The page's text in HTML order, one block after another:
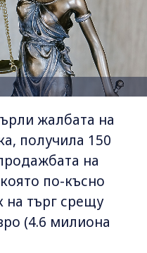
жалбата на
получила 150
на
по-късно
на търг срещу
(4.6 милиона